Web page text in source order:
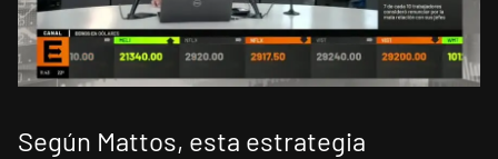
Según Mattos, esta estrategia